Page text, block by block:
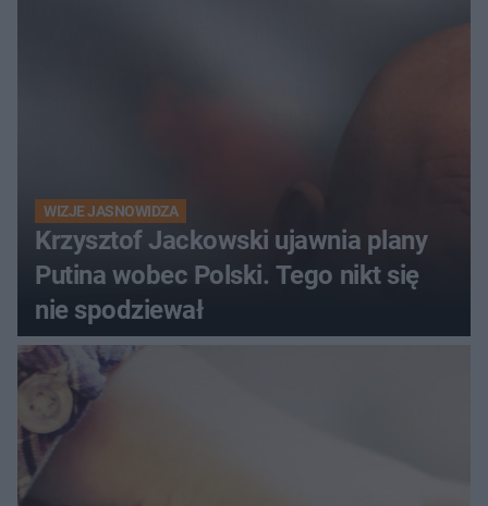
WIZJE JASNOWIDZA
Krzysztof Jackowski ujawnia plany
Putina wobec Polski. Tego nikt się
nie spodziewał